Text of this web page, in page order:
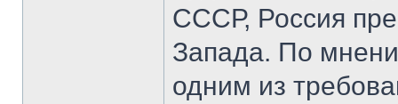
СССР, Россия
Запада. По
одним из